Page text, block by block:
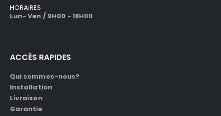
HORAIRES
Lun- Ven / 9H00 - 18H00
ACCÈS RAPIDES
Qui sommes-nous?
Installation
Livraison
Garantie